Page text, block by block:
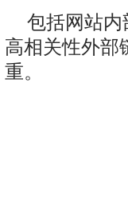
包括网站
高相关性外部
重。